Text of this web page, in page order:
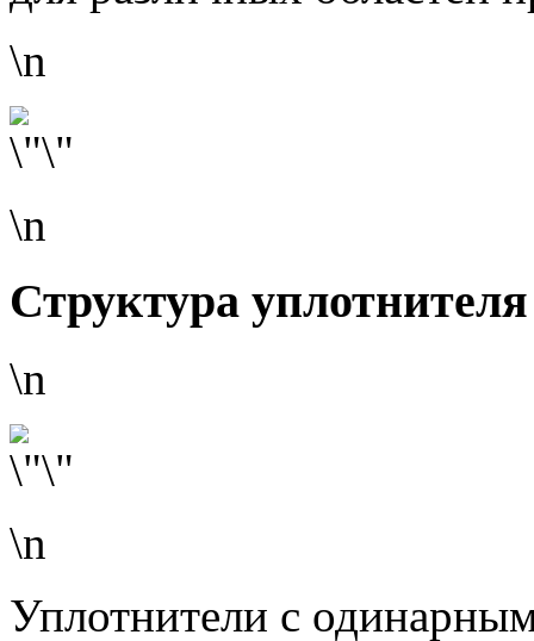
\n
\n
Структура уплотнителя
\n
\n
Уплотнители с